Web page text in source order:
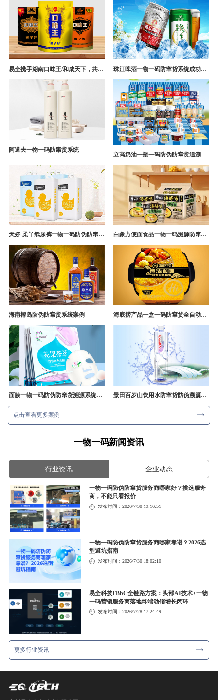
易全携手湖南口味王/和成天下，共构槟榔一袋一码防伪防窜货营销系统 珠江啤酒一物一码防窜货系统成功案例
阿道夫一物一码防窜货系统
立高奶油一瓶一码防伪防窜货追溯系统解决方案
天娇-柔丫纸尿裤一物一码防伪防窜货追溯系统案例 白象方便面食品一物一码溯源防窜货解决方案
海南椰岛防伪防窜货系统案例 海底捞产品一盒一码防窜货全自动产线追溯方案
面膜一物一码防伪防窜货溯源系统开发 景田百岁山饮用水防窜货防伪溯源成功案例
点击查看更多案例
一物一码新闻资讯
行业资讯 企业动态
一物一码防伪防窜货服务商哪家好？挑选服务
商，不能只看报价
发布时间：2026/7/30 19:16:51
一物一码防伪防窜货服务商哪家靠谱？2026选
型避坑指南
发布时间：2026/7/30 18:02:10
易全科技FBbC全链路方案：头部AI技术+一物
一码营销服务商落地终端动销增长闭环
发布时间：2026/7/28 17:24:49
更多行业资讯